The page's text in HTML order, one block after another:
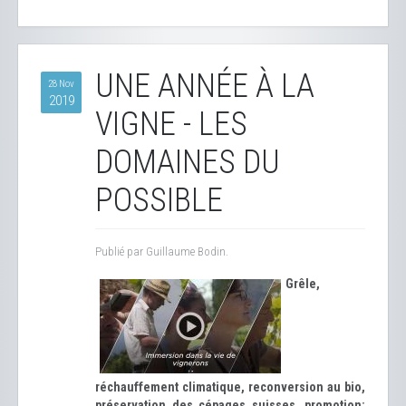
28 Nov
2019
UNE ANNÉE À LA
VIGNE - LES
DOMAINES DU
POSSIBLE
Publié par Guillaume Bodin.
Grêle,
réchauffement climatique, reconversion au bio,